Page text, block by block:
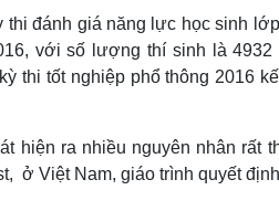
thi đánh giá năng lực học sinh
với số lượng thí sinh là
thi tốt nghiệp phổ thông 2016
hiện ra nhiều nguyên nhân rất
ở Việt Nam, giáo trình quyết